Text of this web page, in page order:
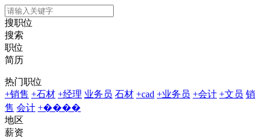
搜职位
搜索
职位
简历
热门职位
+销售 +石材 +经理 业务员 石材 +cad +业务员 +会计 +文员 销
售 会计 +����
地区
薪资